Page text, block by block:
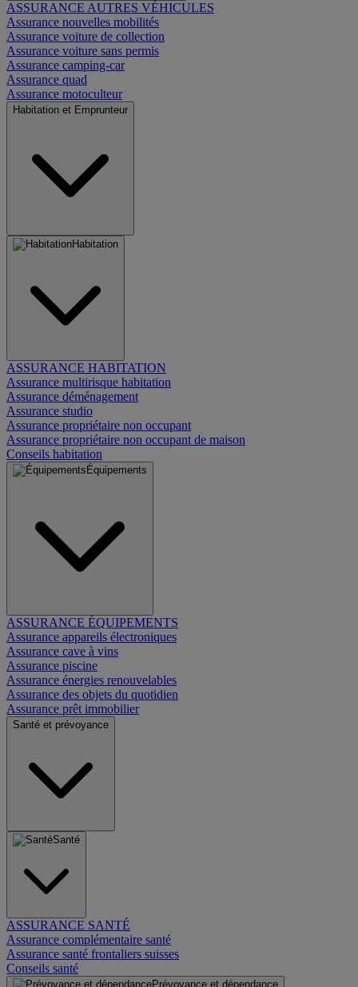
ASSURANCE AUTRES VÉHICULES
Assurance nouvelles mobilités
Assurance voiture de collection
Assurance voiture sans permis
Assurance camping-car
Assurance quad
Assurance motoculteur
Habitation et Emprunteur
Habitation
ASSURANCE HABITATION
Assurance multirisque habitation
Assurance déménagement
Assurance studio
Assurance propriétaire non occupant
Assurance propriétaire non occupant de maison
Conseils habitation
Équipements
ASSURANCE ÉQUIPEMENTS
Assurance appareils électroniques
Assurance cave à vins
Assurance piscine
Assurance énergies renouvelables
Assurance des objets du quotidien
Assurance prêt immobilier
Santé et prévoyance
Santé
ASSURANCE SANTÉ
Assurance complémentaire santé
Assurance santé frontaliers suisses
Conseils santé
Prévoyance et dépendance